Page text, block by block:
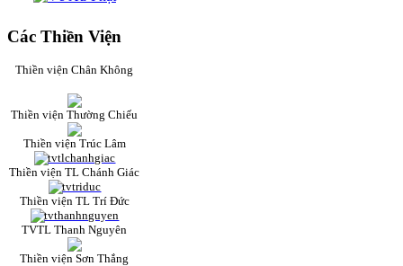
Các Thiền Viện
Thiền viện Chân Không
Thiền viện Thường Chiếu
Thiền viện Trúc Lâm
Thiền viện TL Chánh Giác
Thiền viện TL Trí Đức
TVTL Thanh Nguyên
Thiền viện Sơn Thắng